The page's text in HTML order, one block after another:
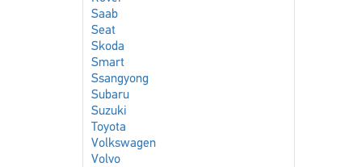
Saab
Seat
Skoda
Smart
Ssangyong
Subaru
Suzuki
Toyota
Volkswagen
Volvo